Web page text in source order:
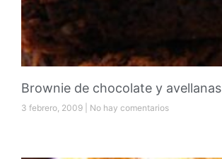
Brownie de chocolate y avellanas
3 febrero, 2009 No hay comentarios